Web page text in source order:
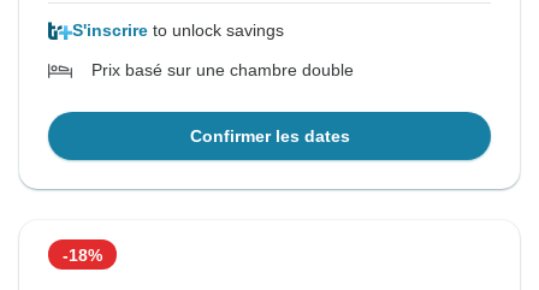
S'inscrire to unlock savings
Prix basé sur une chambre double
Confirmer les dates
-18%